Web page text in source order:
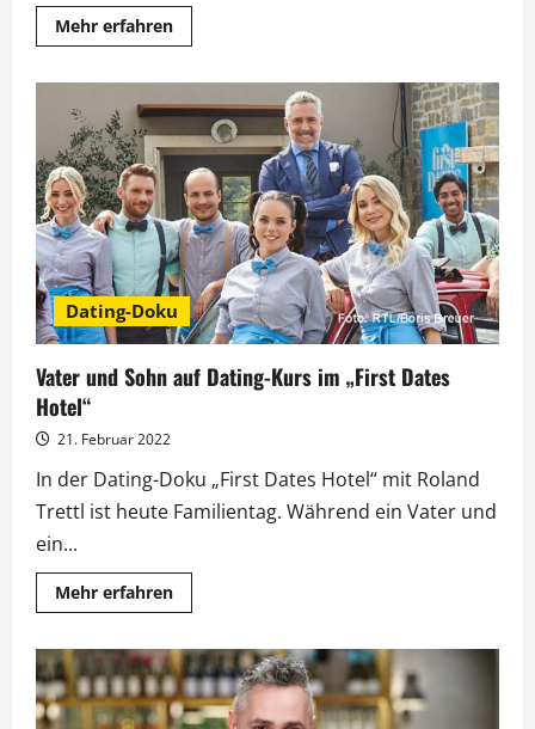
Mehr erfahrenMehr
Informationen
kommen
ins
„First
Dates
Hotel“
Dating-Doku
Vater und Sohn auf Dating-Kurs im „First Dates
Hotel“
21. Februar 2022
In der Dating-Doku „First Dates Hotel“ mit Roland
Trettl ist heute Familientag. Während ein Vater und
ein...
Mehr erfahrenMehr
Informationen
und
Sohn
auf
Dating-